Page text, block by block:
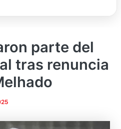
parte del
tras renuncia